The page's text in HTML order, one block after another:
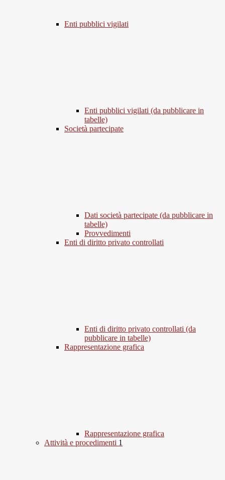
Enti pubblici vigilati
Enti pubblici vigilati (da pubblicare in
tabelle)
Società partecipate
Dati società partecipate (da pubblicare in
tabelle)
Provvedimenti
Enti di diritto privato controllati
Enti di diritto privato controllati (da
pubblicare in tabelle)
Rappresentazione grafica
Rappresentazione grafica
Attività e procedimenti 1